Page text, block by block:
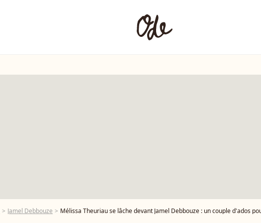
Jamel Debbouze Mélissa Theuriau se lâche devant Jamel Debbouze : un couple d'ados